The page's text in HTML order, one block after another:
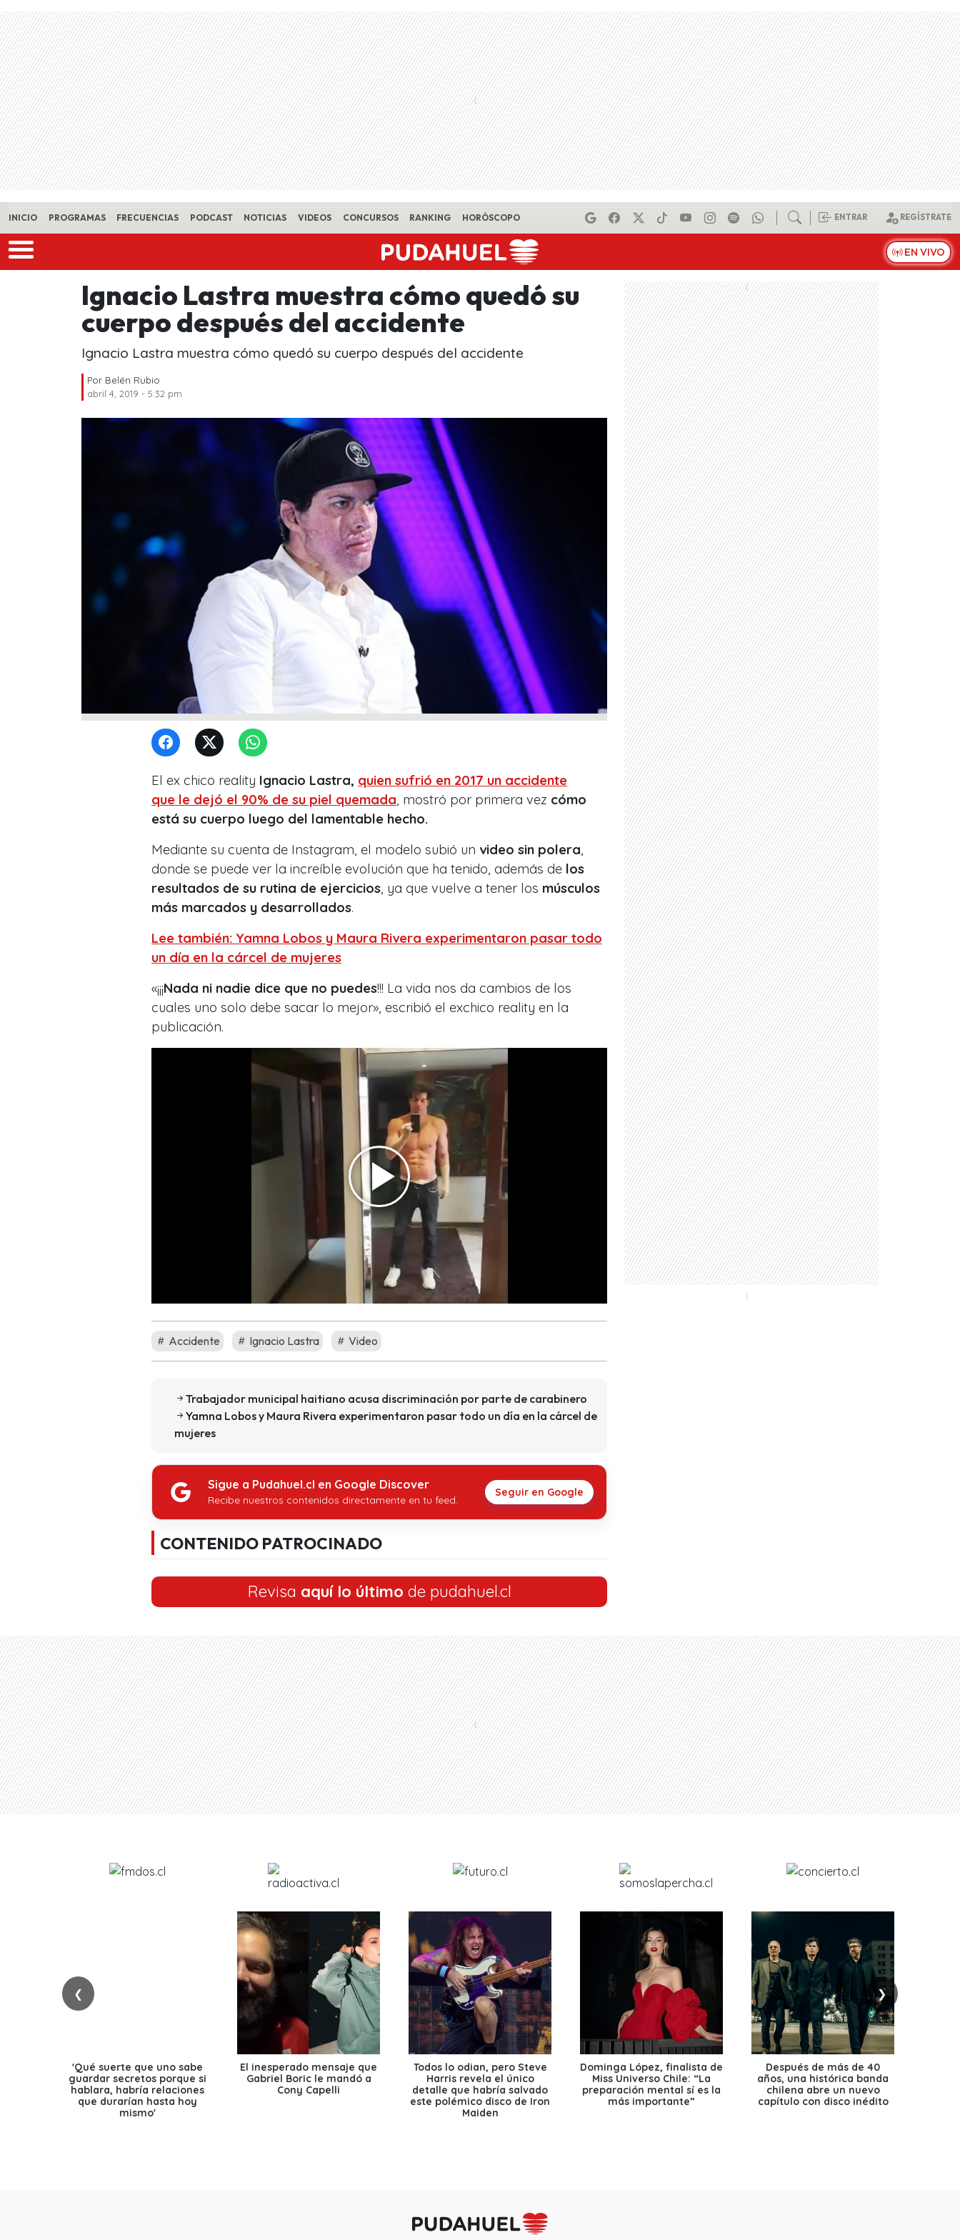
Skip to main content
INICIO PROGRAMAS FRECUENCIAS PODCAST NOTICIAS VIDEOS CONCURSOS RANKING HORÓSCOPO ENTRAR REGÍSTRATE
EN VIVO
Ignacio Lastra muestra cómo quedó su
cuerpo después del accidente
Ignacio Lastra muestra cómo quedó su cuerpo después del accidente
Por Belén Rubio
abril 4, 2019 - 5:32 pm
El ex chico reality Ignacio Lastra, quien sufrió en 2017 un accidente
que le dejó el 90% de su piel quemada , mostró por primera vez cómo
está su cuerpo luego del lamentable hecho.
Mediante su cuenta de Instagram, el modelo subió un video sin polera
donde se puede ver la increíble evolución que ha tenido, además de los
resultados de su rutina de ejercicios , ya que vuelve a tener los músculos
más marcados y desarrollados.
Lee también: Yamna Lobos y Maura Rivera experimentaron pasar todo
un día en la cárcel de mujeres
«¡¡¡Nada ni nadie dice que no puedes!!! La vida nos da cambios de los
cuales uno solo debe sacar lo mejor», escribió el exchico reality en la
publicación.
Accidente Ignacio Lastra Video
Trabajador municipal haitiano acusa discriminación por parte de carabinero
Yamna Lobos y Maura Rivera experimentaron pasar todo un día en la cárcel de
mujeres
Sigue a Pudahuel.cl en Google Discover
Recibe nuestros contenidos directamente en tu feed.
Seguir en Google
CONTENIDO PATROCINADO
Revisa aquí lo último de pudahuel.cl
❮ ❯
'Qué suerte que uno sabe
guardar secretos porque si
hablara, habría relaciones
que durarían hasta hoy
mismo'
El inesperado mensaje que
Gabriel Boric le mandó a
Cony Capelli
Todos lo odian, pero Steve
Harris revela el único
detalle que habría salvado
este polémico disco de Iron
Maiden
Dominga López, finalista de
Miss Universo Chile: “La
preparación mental sí es la
más importante”
Después de más de 40
años, una histórica banda
chilena abre un nuevo
capítulo con disco inédito